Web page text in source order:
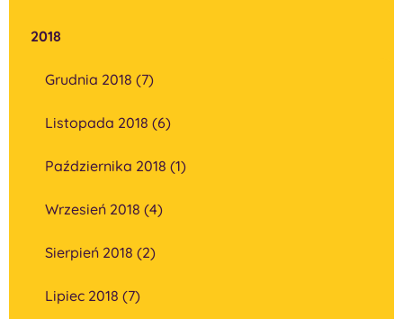
2018
Grudnia 2018 (7)
Listopada 2018 (6)
Października 2018 (1)
Wrzesień 2018 (4)
Sierpień 2018 (2)
Lipiec 2018 (7)